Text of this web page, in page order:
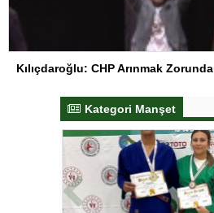
Kılıçdaroğlu: CHP Arınmak Zorunda
Kategori Manşet